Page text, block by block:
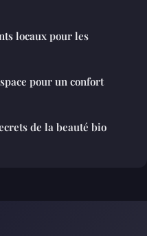
locaux pour les
pour un confort
de la beauté bio